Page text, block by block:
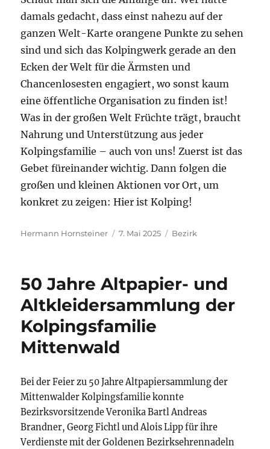
damals gedacht, dass einst nahezu auf der
ganzen Welt-Karte orangene Punkte zu sehen
sind und sich das Kolpingwerk gerade an den
Ecken der Welt für die Ärmsten und
Chancenlosesten engagiert, wo sonst kaum
eine öffentliche Organisation zu finden ist!
Was in der großen Welt Früchte trägt, braucht
Nahrung und Unterstützung aus jeder
Kolpingsfamilie – auch von uns! Zuerst ist das
Gebet füreinander wichtig. Dann folgen die
großen und kleinen Aktionen vor Ort, um
konkret zu zeigen: Hier ist Kolping!
Autor
Hermann Hornsteiner
Veröffentlicht
7. Mai 2025 Kategorien
Bezirk
50 Jahre Altpapier- und
Altkleidersammlung der
Kolpingsfamilie
Mittenwald
Bei der Feier zu 50 Jahre Altpapiersammlung der
Mittenwalder Kolpingsfamilie konnte
Bezirksvorsitzende Veronika Bartl Andreas
Brandner, Georg Fichtl und Alois Lipp für ihre
Verdienste mit der Goldenen Bezirksehrennadeln